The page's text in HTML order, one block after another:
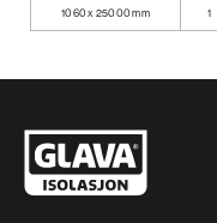
1060 x 25000 mm 1